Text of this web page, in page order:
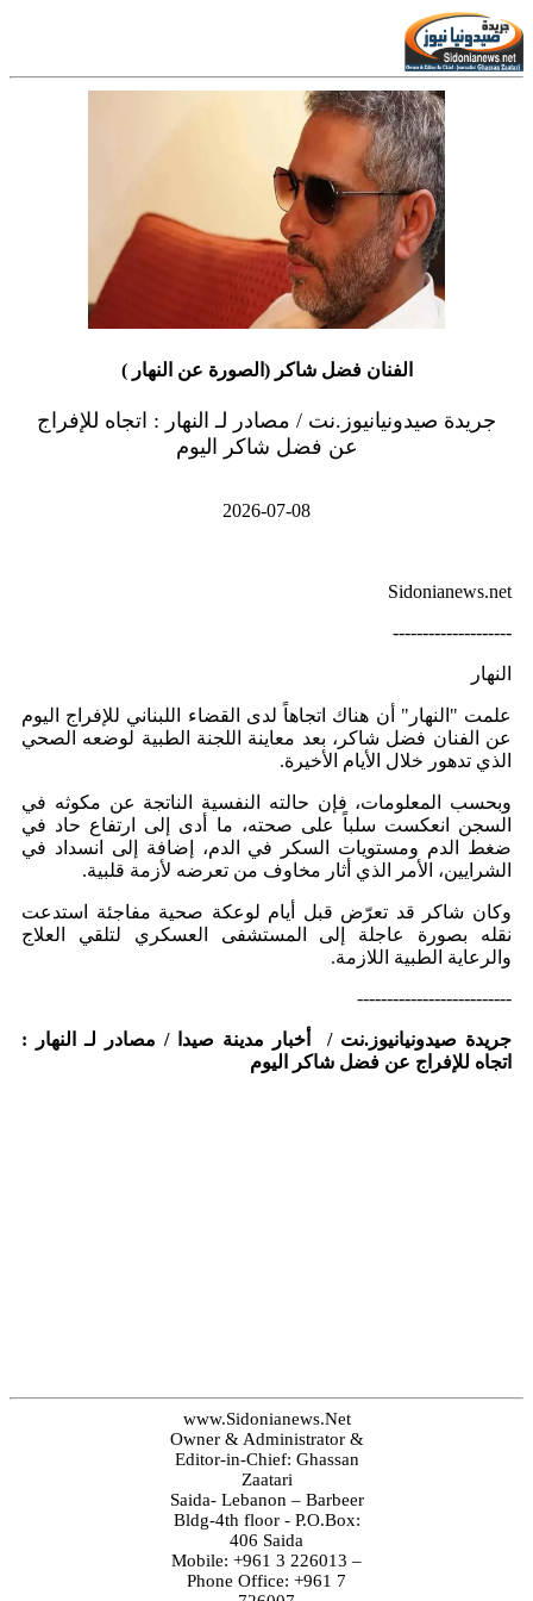
الفنان فضل شاكر (الصورة عن النهار )
جريدة صيدونيانيوز.نت / مصادر لـ النهار : اتجاه للإفراج
عن فضل شاكر اليوم
2026-07-08
Sidonianews.net
--------------------
النهار
علمت "النهار" أن هناك اتجاهاً لدى القضاء اللبناني للإفراج اليوم
عن الفنان فضل شاكر، بعد معاينة اللجنة الطبية لوضعه الصحي
الذي تدهور خلال الأيام الأخيرة.
وبحسب المعلومات، فإن حالته النفسية الناتجة عن مكوثه في
السجن انعكست سلباً على صحته، ما أدى إلى ارتفاع حاد في
ضغط الدم ومستويات السكر في الدم، إضافة إلى انسداد في
الشرايين، الأمر الذي أثار مخاوف من تعرضه لأزمة قلبية.
وكان شاكر قد تعرّض قبل أيام لوعكة صحية مفاجئة استدعت
نقله بصورة عاجلة إلى المستشفى العسكري لتلقي العلاج
والرعاية الطبية اللازمة.
--------------------------
جريدة صيدونيانيوز.نت / أخبار مدينة صيدا / مصادر لـ النهار :
اتجاه للإفراج عن فضل شاكر اليوم
www.Sidonianews.Net
Owner & Administrator &
Editor-in-Chief: Ghassan
Zaatari
Saida- Lebanon – Barbeer
Bldg-4th floor - P.O.Box:
406 Saida
Mobile: +961 3 226013 –
Phone Office: +961 7